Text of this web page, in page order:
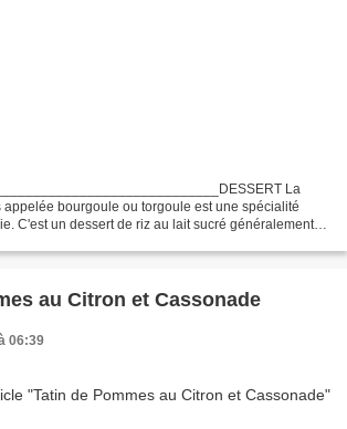
La
bourgoule ou torgoule est une spécialité
C'est un dessert de riz au lait sucré généralement
au Citron et Cassonade
06:39